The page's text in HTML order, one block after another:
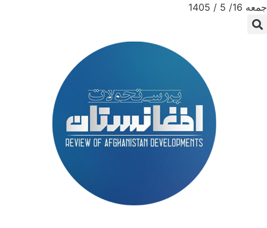
جمعه 16/ 5 / 1405